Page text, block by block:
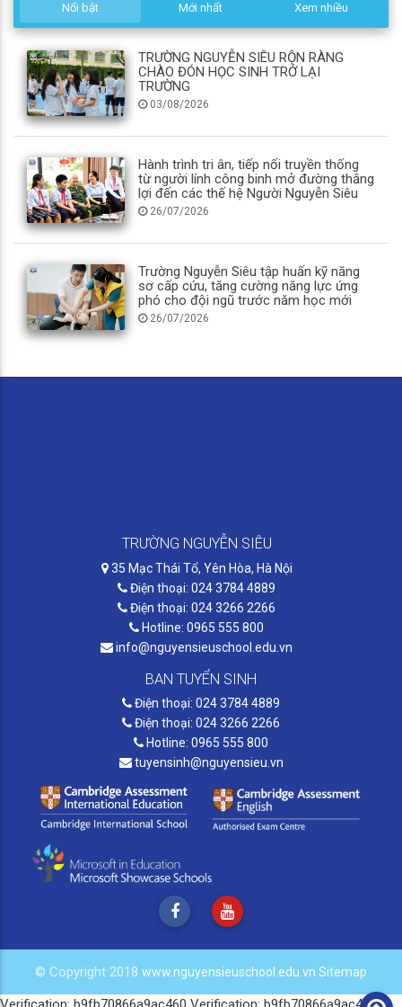
Nổi bật Mới nhất Xem nhiều
TRƯỜNG NGUYỄN SIÊU RỘN RÀNG
CHÀO ĐÓN HỌC SINH TRỞ LẠI
TRƯỜNG
03/08/2026
Hành trình tri ân, tiếp nối truyền thống
từ người lính công binh mở đường thắng
lợi đến các thế hệ Người Nguyễn Siêu
26/07/2026
Trường Nguyễn Siêu tập huấn kỹ năng
sơ cấp cứu, tăng cường năng lực ứng
phó cho đội ngũ trước năm học mới
26/07/2026
TRƯỜNG NGUYỄN SIÊU
35 Mạc Thái Tổ, Yên Hòa, Hà Nội
Điện thoại: 024 3784 4889
Điện thoại: 024 3266 2266
Hotline: 0965 555 800
info@nguyensieuschool.edu.vn
BAN TUYỂN SINH
Điện thoại: 024 3784 4889
Điện thoại: 024 3266 2266
Hotline: 0965 555 800
tuyensinh@nguyensieu.vn
© Copyright 2018 www.nguyensieuschool.edu.vn Sitemap